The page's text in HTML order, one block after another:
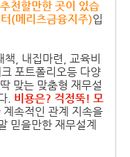
천할만한 곳이 있습
(메리츠금융지주)입
, 내집마련, 교육비
포트폴리오등 다양
맞는 맞춤형 재무설
. 비용은? 걱정뚝! 모
속적인 관계 지속을
믿을만한 재무설계